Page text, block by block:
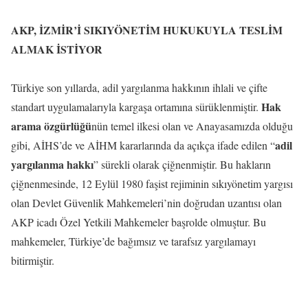
AKP, İZMİR’İ SIKIYÖNETİM HUKUKUYLA TESLİM
ALMAK İSTİYOR
Türkiye son yıllarda, adil yargılanma hakkının ihlali ve çifte
standart uygulamalarıyla kargaşa ortamına sürüklenmiştir. Hak
arama özgürlüğünün temel ilkesi olan ve Anayasamızda olduğu
gibi, AİHS’de ve AİHM kararlarında da açıkça ifade edilen “adil
yargılanma hakkı” sürekli olarak çiğnenmiştir. Bu hakların
çiğnenmesinde, 12 Eylül 1980 faşist rejiminin sıkıyönetim yargısı
olan Devlet Güvenlik Mahkemeleri’nin doğrudan uzantısı olan
AKP icadı Özel Yetkili Mahkemeler başrolde olmuştur. Bu
mahkemeler, Türkiye’de bağımsız ve tarafsız yargılamayı
bitirmiştir.